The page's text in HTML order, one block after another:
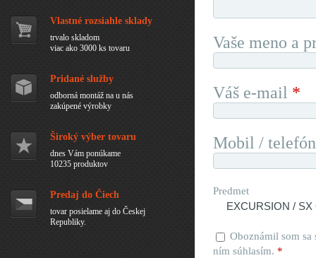
Vaše meno a
Váš e-mail *
Mobil / telefón
Predmet
Oboznámil som sa
ním súhlasím. *
Vlastné rozsiahle sklady
trvalo skladom
viac ako 3000 ks tovaru
Pridané služby
odborná montáž na u nás
zakúpené výrobky
Široký výber tovaru
dnes Vám ponúkame
10235 produktov
Predaj do Čiech
tovar posielame aj do Českej
Republiky.